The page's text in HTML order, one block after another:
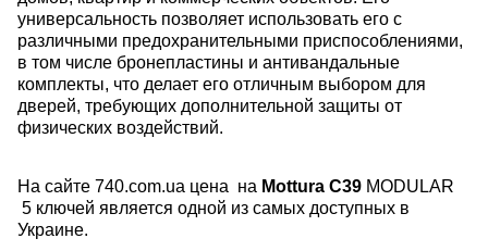
универсальность позволяет использовать его с
различными предохранительными приспособлениями,
в том числе бронепластины и антивандальные
комплекты, что делает его отличным выбором для
дверей, требующих дополнительной защиты от
физических воздействий.
На сайте 740.com.ua цена на Mottura C39 MODULAR
5 ключей является одной из самых доступных в
Украине.